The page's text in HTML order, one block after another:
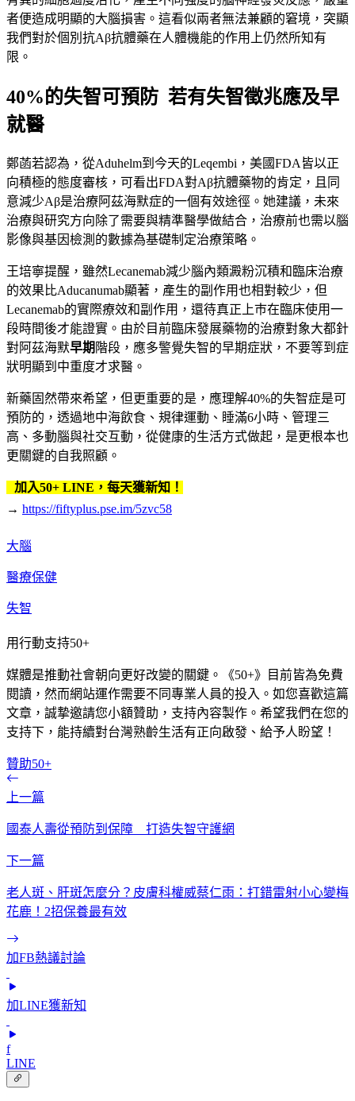
者便造成明顯的大腦損害。這看似兩者無法兼顧的窘境，突顯
我們對於個別抗Aβ抗體藥在人體機能的作用上仍然所知有
限。
40%的失智可預防 若有失智徵兆應及早
就醫
鄭菡若認為，從Aduhelm到今天的Leqembi，美國FDA皆以正
向積極的態度審核，可看出FDA對Aβ抗體藥物的肯定，且同
意減少Aβ是治療阿茲海默症的一個有效途徑。她建議，未來
治療與研究方向除了需要與精準醫學做結合，治療前也需以腦
影像與基因檢測的數據為基礎制定治療策略。
王培寧提醒，雖然Lecanemab減少腦內類澱粉沉積和臨床治療
的效果比Aducanumab顯著，產生的副作用也相對較少，但
Lecanemab的實際療效和副作用，還待真正上巿在臨床使用一
段時間後才能證實。由於目前臨床發展藥物的治療對象大都針
對阿茲海默早期 階段，應多警覺失智的早期症狀，不要等到症
狀明顯到中重度才求醫。
新藥固然帶來希望，但更重要的是，應理解40%的失智症是可
預防的，透過地中海飲食、規律運動、睡滿6小時、管理三
高、多動腦與社交互動，從健康的生活方式做起，是更根本也
更關鍵的自我照顧。
加入50+ LINE，每天獲新知！
→ https://fiftyplus.pse.im/5zvc58
大腦
醫療保健
失智
用行動支持50+
媒體是推動社會朝向更好改變的關鍵。《50+》目前皆為免費
閱讀，然而網站運作需要不同專業人員的投入。如您喜歡這篇
文章，誠摯邀請您小額贊助，支持內容製作。希望我們在您的
支持下，能持續對台灣熟齡生活有正向啟發、給予人盼望！
贊助50+
上一篇
國泰人壽從預防到保障 打造失智守護網
下一篇
老人斑、肝斑怎麼分？皮膚科權威蔡仁雨：打錯雷射小心變梅
花鹿！2招保養最有效
加FB熱議討論
加LINE獲新知
f
LINE